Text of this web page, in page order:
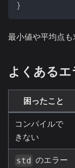
}
最小値や平均点も
よくある
困ったこと
コンパイルで
きない
std のエラー